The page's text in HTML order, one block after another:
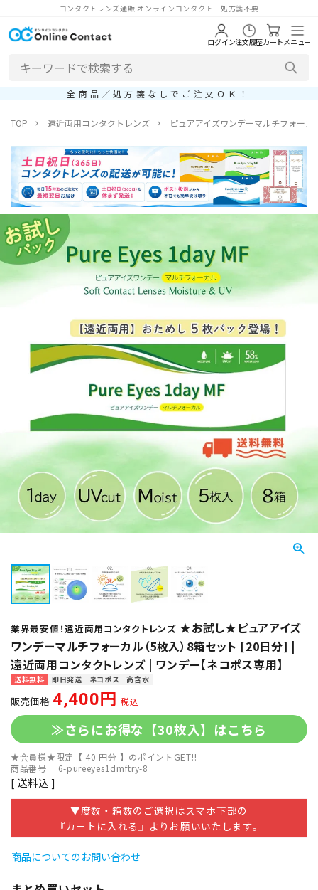
コンタクトレンズ通販 オンラインコンタクト 処方箋不要
ログイン注文履歴カートメニュー
全商品／処方箋なしでご注文ＯＫ！
TOP 遠近両用コンタクトレンズ ピュアアイズワンデーマルチフォー
業界最安値！遠近両用コンタクトレンズ ★お試し★ピュアアイズ
ワンデーマルチフォーカル（5枚入）8箱セット [20日分] |
遠近両用コンタクトレンズ | ワンデー【ネコポス専用】
送料無料 即日発送 ネコポス 高含水
販売価格 4,400 税込
≫さらにお得な【30枚入】はこちら
★会員様★限定【 40 円分 】のポイントGET!!
商品番号
6-pureeyes1dmftry-8
送料込
▼度数・箱数のご選択はスマホ下部の
『カートに入れる』よりお願いいたします。
商品についてのお問い合わせ